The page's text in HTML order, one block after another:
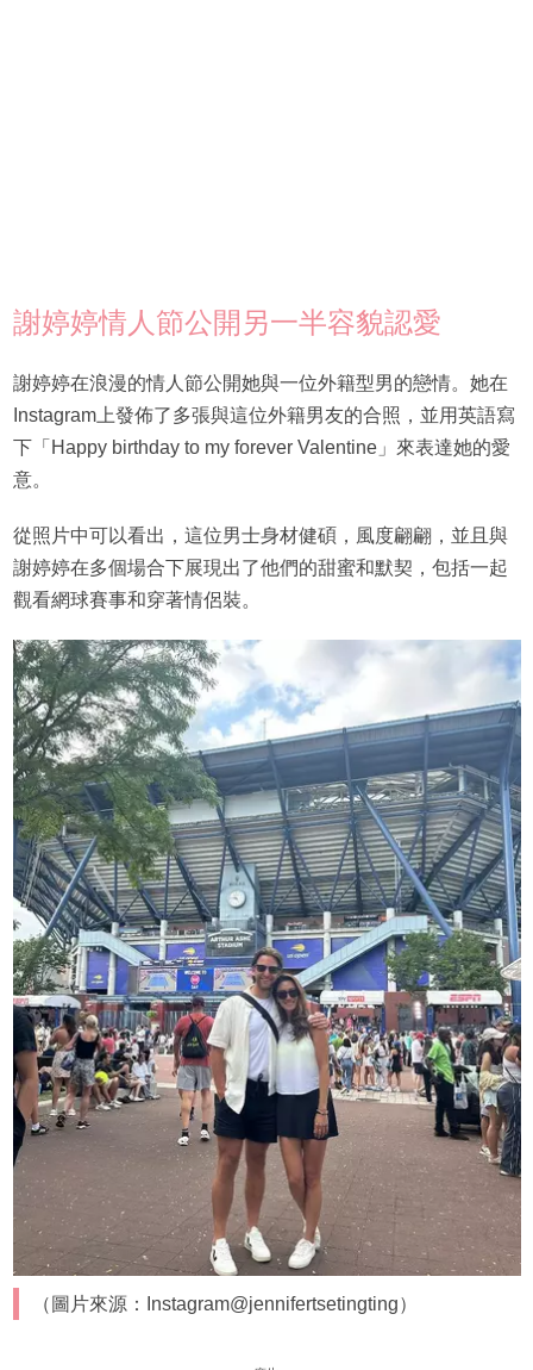
謝婷婷情人節公開另一半容貌認愛
謝婷婷在浪漫的情人節公開她與一位外籍型男的戀情。她在
Instagram上發佈了多張與這位外籍男友的合照，並用英語寫
下「Happy birthday to my forever Valentine」來表達她的愛
意。
從照片中可以看出，這位男士身材健碩，風度翩翩，並且與
謝婷婷在多個場合下展現出了他們的甜蜜和默契，包括一起
觀看網球賽事和穿著情侶裝。
（圖片來源：Instagram@jennifertsetingting）